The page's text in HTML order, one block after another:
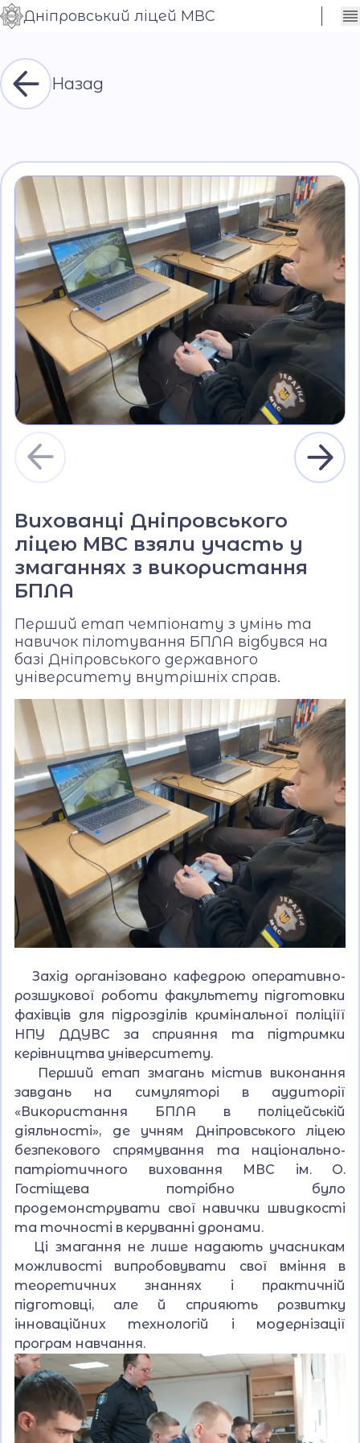
Контраст
Шрифт
Дніпровський ліцей МВС
Назад
Вихованці Дніпровського
ліцею МВС взяли участь у
змаганнях з використання
БПЛА
Перший етап чемпіонату з умінь та
навичок пілотування БПЛА відбувся на
базі Дніпровського державного
університету внутрішніх справ.
Захід організовано кафедрою оперативно-
розшукової роботи факультету підготовки
фахівців для підрозділів кримінальної поліціїї
НПУ ДДУВС за сприяння та підтримки
керівництва університету.
Перший етап змагань містив виконання
завдань на симуляторі в аудиторії
«Використання БПЛА в поліцейській
діяльності», де учням Дніпровського ліцею
безпекового спрямування та національно-
патріотичного виховання МВС ім. О.
Гостіщева потрібно було
продемонструвати свої навички швидкості
та точності в керуванні дронами.
Ці змагання не лише надають учасникам
можливості випробовувати свої вміння в
теоретичних знаннях і практичній
підготовці, але й сприяють розвитку
інноваційних технологій і модернізації
програм навчання.